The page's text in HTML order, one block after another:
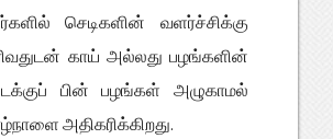
செடிகளின் வளர்ச்சிக்கு
காய் அல்லது பழங்களின்
பின் பழங்கள் அழுகாமல்
அதிகரிக்கிறது.